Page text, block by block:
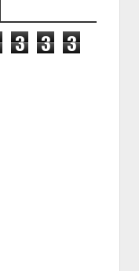
3 3 3